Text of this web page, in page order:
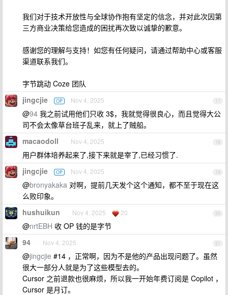
我们对于技术开放性与全球协作抱有坚定的信念，并对此次因第
三方商业决策给您造成的困扰再次致以诚挚的歉意。
感谢您的理解与支持！如您有任何疑问，请通过帮助中心或客服
渠道联系我们。
字节跳动 Coze 团队
17
jingcjie OP Nov 4, 2025
@94 我之前试用他们只收 3$，我就觉得很良心，而且觉得大公
司不会太像草台班子乱来，就上了贼船。
18
macaodoll Nov 4, 2025
用户群体培养起来了,接下来就是宰了,已经习惯了.
19
jingcjie OP Nov 4, 2025
@bronyakaka 对啊，提前几天发个这个通知，都不至于现在这
么败印象。
20
hushuikun Nov 4, 2025 20
@nrtEBH 收 OP 钱的是字节
21
94 Nov 4, 2025
@jingcjie #14 ，正常啊，因为不是他的产品出现问题了。虽然
很大一部分人就是为了这些模型去的。
Cursor 之前退款也很麻烦，所以我一开始年费订阅是 Copilot ，
Cursor 是月订。